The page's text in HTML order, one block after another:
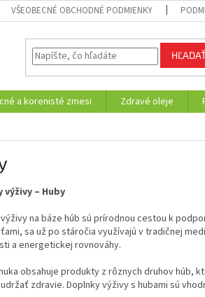
VŠEOBECNÉ OBCHODNÉ PODMIENKY
a korenisté zmesi Zdravé oleje
výživy – Huby
na báze húb sú prírodnou cestou k
sa už po stáročia využívajú v tradičnej
a energetickej rovnováhy.
obsahuje produkty z rôznych druhov
zdravie. Doplnky výživy s hubami sú